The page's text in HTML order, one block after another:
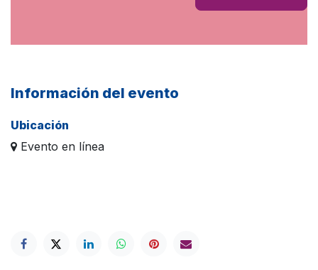
Información del evento
Ubicación
Evento en línea